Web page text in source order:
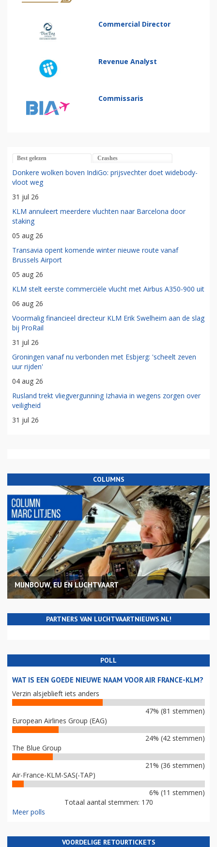
Commercial Director
Revenue Analyst
Commissaris
Best gelezen Crashes
Donkere wolken boven IndiGo: prijsvechter doet widebody-
vloot weg
31 jul 26
KLM annuleert meerdere vluchten naar Barcelona door
staking
05 aug 26
Transavia opent komende winter nieuwe route vanaf
Brussels Airport
05 aug 26
KLM stelt eerste commerciële vlucht met Airbus A350-900 uit
06 aug 26
Voormalig financieel directeur KLM Erik Swelheim aan de slag
bij ProRail
31 jul 26
Groningen vanaf nu verbonden met Esbjerg: 'scheelt zeven
uur rijden'
04 aug 26
Rusland trekt vliegvergunning Izhavia in wegens zorgen over
veiligheid
31 jul 26
COLUMNS
MIJNBOUW, EU EN LUCHTVAART
PARTNERS VAN LUCHTVAARTNIEUWS.NL!
POLL
WAT IS EEN GOEDE NIEUWE NAAM VOOR AIR FRANCE-KLM?
Verzin alsjeblieft iets anders
47% (81 stemmen)
European Airlines Group (EAG)
24% (42 stemmen)
The Blue Group
21% (36 stemmen)
Air-France-KLM-SAS(-TAP)
6% (11 stemmen)
Totaal aantal stemmen: 170
Meer polls
VOORDELIGE RETOURTICKETS